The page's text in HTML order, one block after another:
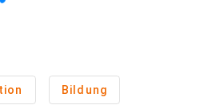
Bildung